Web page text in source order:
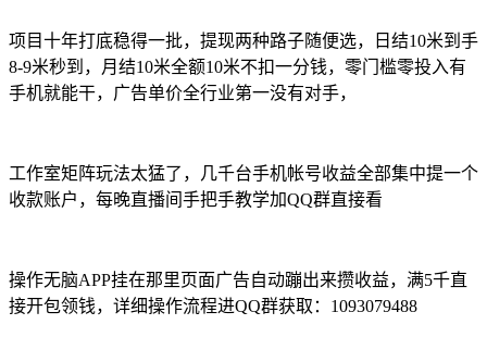
项目十年打底稳得一批，提现两种路子随便选，日结10米到手
8-9米秒到，月结10米全额10米不扣一分钱，零门槛零投入有
手机就能干，广告单价全行业第一没有对手，
工作室矩阵玩法太猛了，几千台手机帐号收益全部集中提一个
收款账户，每晚直播间手把手教学加QQ群直接看
操作无脑APP挂在那里页面广告自动蹦出来攒收益，满5千直
接开包领钱，详细操作流程进QQ群获取：1093079488